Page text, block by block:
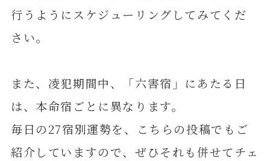
行うようにスケジューリングしてみてくだ
さい。
また、凌犯期間中、「六害宿」にあたる日
は、本命宿ごとに異なります。
毎日の27宿別運勢を、こちらの投稿でもご
紹介していますので、ぜひそれも併せてチェ